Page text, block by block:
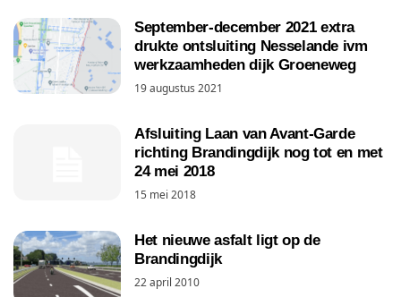
September-december 2021 extra
drukte ontsluiting Nesselande ivm
werkzaamheden dijk Groeneweg
19 augustus 2021
Afsluiting Laan van Avant-Garde
richting Brandingdijk nog tot en met
24 mei 2018
15 mei 2018
Het nieuwe asfalt ligt op de
Brandingdijk
22 april 2010